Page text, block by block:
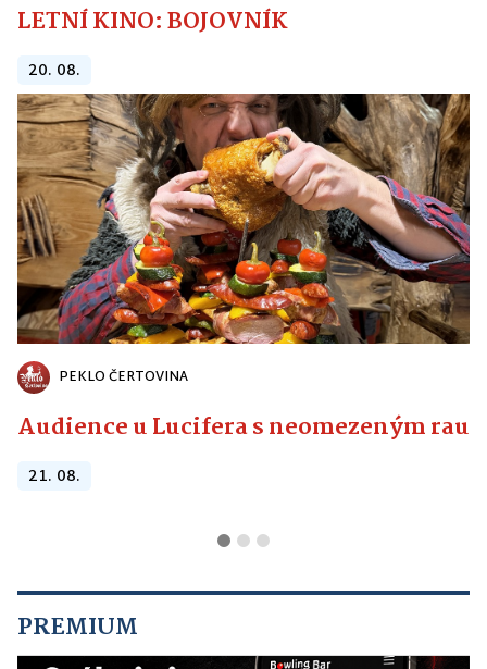
LETNÍ KINO: BOJOVNÍK
20. 08.
PEKLO ČERTOVINA
Audience u Lucifera s neomezeným
21. 08.
PREMIUM